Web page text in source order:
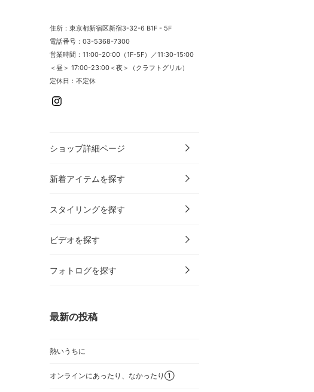
住所：東京都新宿区新宿3-32-6 B1F - 5F
電話番号：03-5368-7300
営業時間：11:00-20:00（1F-5F）／11:30-15:00
＜昼＞ 17:00-23:00＜夜＞（クラフトグリル）
定休日：不定休
ショップ詳細ページ
新着アイテムを探す
スタイリングを探す
ビデオを探す
フォトログを探す
最新の投稿
熱いうちに
オンラインにあったり、なかったり①